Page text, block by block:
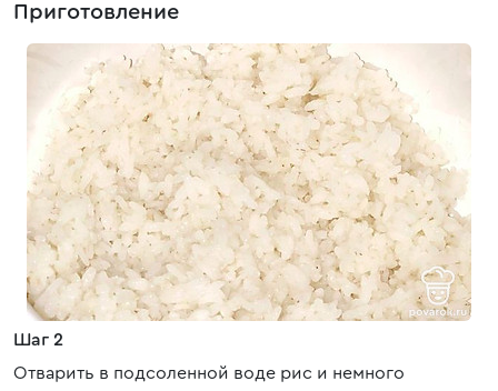
Приготовление
Шаг 2
Отварить в подсоленной воде рис и немного